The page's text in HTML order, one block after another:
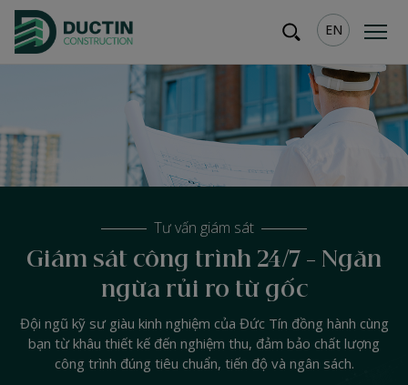
EN
Tư vấn giám sát
Giám sát công trình 24/7 - Ngăn
ngừa rủi ro từ gốc
Đội ngũ kỹ sư giàu kinh nghiệm của Đức Tín đồng hành cùng
bạn từ khâu thiết kế đến nghiệm thu, đảm bảo chất lượng
công trình đúng tiêu chuẩn, tiến độ và ngân sách.